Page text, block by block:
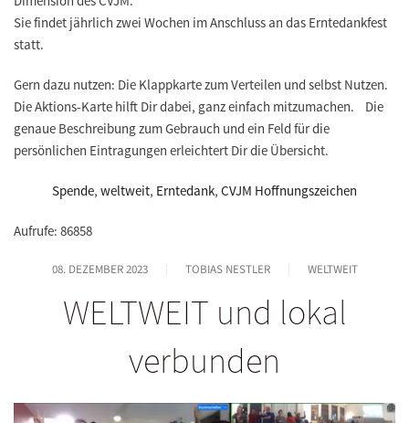
Sie findet jährlich zwei Wochen im Anschluss an das Erntedankfest
statt.
Gern dazu nutzen: Die Klappkarte zum Verteilen und selbst Nutzen.
Die Aktions-Karte hilft Dir dabei, ganz einfach mitzumachen. Die
genaue Beschreibung zum Gebrauch und ein Feld für die
persönlichen Eintragungen erleichtert Dir die Übersicht.
Spende, weltweit, Erntedank, CVJM Hoffnungszeichen
Aufrufe: 86858
08. DEZEMBER 2023 TOBIAS NESTLER WELTWEIT
WELTWEIT und lokal
verbunden